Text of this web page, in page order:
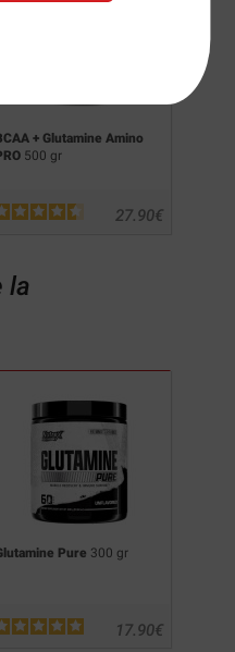
+ Glutamine Amino
500 gr
€
27.90
la
Pure 300 gr
€
17.90